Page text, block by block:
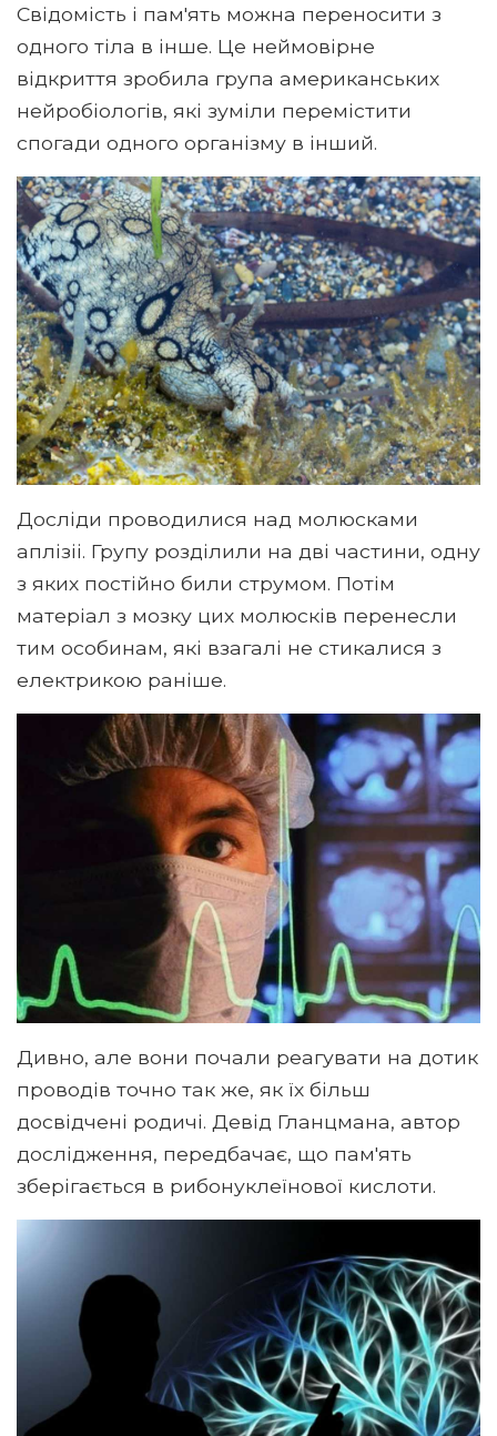
Свідомість і пам'ять можна переносити з
одного тіла в інше. Це неймовірне
відкриття зробила група американських
нейробіологів, які зуміли перемістити
спогади одного організму в інший.
Досліди проводилися над молюсками
аплізіі. Групу розділили на дві частини, одну
з яких постійно били струмом. Потім
матеріал з мозку цих молюсків перенесли
тим особинам, які взагалі не стикалися з
електрикою раніше.
Дивно, але вони почали реагувати на дотик
проводів точно так же, як їх більш
досвідчені родичі. Девід Гланцмана, автор
дослідження, передбачає, що пам'ять
зберігається в рибонуклеїнової кислоти.